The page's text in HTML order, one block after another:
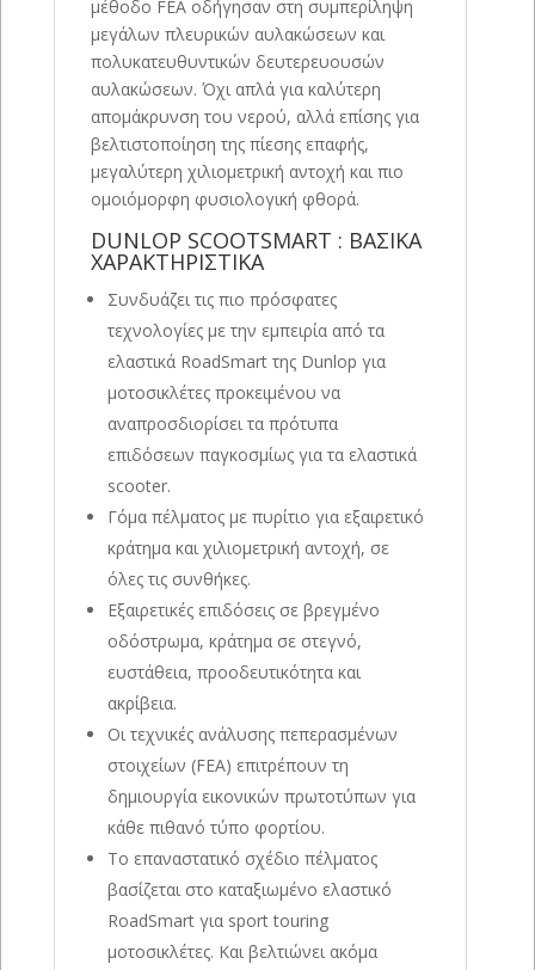
μέθοδο FEA οδήγησαν στη συμπερίληψη
μεγάλων πλευρικών αυλακώσεων και
πολυκατευθυντικών δευτερευουσών
αυλακώσεων. Όχι απλά για καλύτερη
απομάκρυνση του νερού, αλλά επίσης για
βελτιστοποίηση της πίεσης επαφής,
μεγαλύτερη χιλιομετρική αντοχή και πιο
ομοιόμορφη φυσιολογική φθορά.
DUNLOP SCOOTSMART : ΒΑΣΙΚΑ
ΧΑΡΑΚΤΗΡΙΣΤΙΚΑ
Συνδυάζει τις πιο πρόσφατες
τεχνολογίες με την εμπειρία από τα
ελαστικά RoadSmart της Dunlop για
μοτοσικλέτες προκειμένου να
αναπροσδιορίσει τα πρότυπα
επιδόσεων παγκοσμίως για τα ελαστικά
scooter.
Γόμα πέλματος με πυρίτιο για εξαιρετικό
κράτημα και χιλιομετρική αντοχή, σε
όλες τις συνθήκες.
Εξαιρετικές επιδόσεις σε βρεγμένο
οδόστρωμα, κράτημα σε στεγνό,
ευστάθεια, προοδευτικότητα και
ακρίβεια.
Οι τεχνικές ανάλυσης πεπερασμένων
στοιχείων (FEA) επιτρέπουν τη
δημιουργία εικονικών πρωτοτύπων για
κάθε πιθανό τύπο φορτίου.
Το επαναστατικό σχέδιο πέλματος
βασίζεται στο καταξιωμένο ελαστικό
RoadSmart για sport touring
μοτοσικλέτες. Και βελτιώνει ακόμα